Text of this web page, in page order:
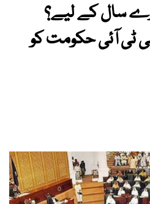
پورے سال کے لیے؟
ٹی آئی حکومت کو